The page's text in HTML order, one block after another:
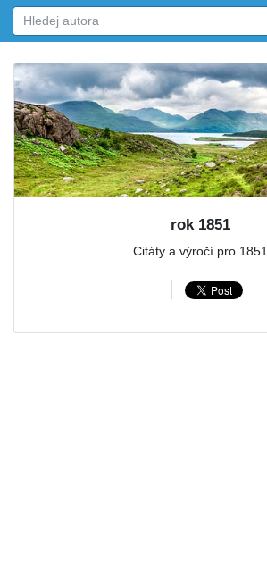
rok 1851
Citáty a výročí pro 1851